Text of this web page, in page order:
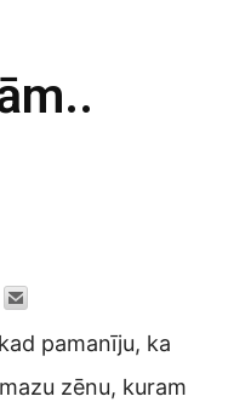
pamanīju, ka
zēnu, kuram